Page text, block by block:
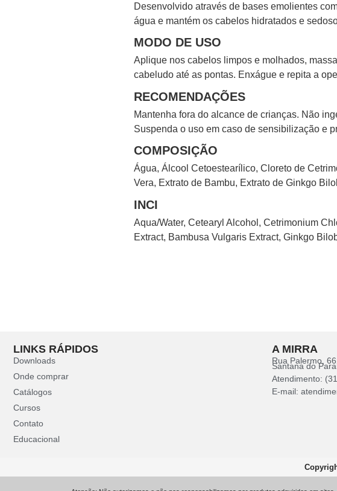
Desenvolvido através de bases emolientes
água e mantém os cabelos hidratados e
MODO DE USO
Aplique nos cabelos limpos e molhados,
cabeludo até as pontas. Enxágue e repita a
RECOMENDAÇÕES
Mantenha fora do alcance de crianças. Não
Suspenda o uso em caso de sensibilização e
COMPOSIÇÃO
Água, Álcool Cetoestearílico, Cloreto de
Vera, Extrato de Bambu, Extrato de Ginkgo
INCI
Aqua/Water, Cetearyl Alcohol, Cetrimonium
Extract, Bambusa Vulgaris Extract, Ginkgo
LINKS RÁPIDOS
Downloads
Onde comprar
Catálogos
Cursos
Contato
Educacional
A MIRRA
Rua Palermo,
Santana do
Atendimento:
E-mail: